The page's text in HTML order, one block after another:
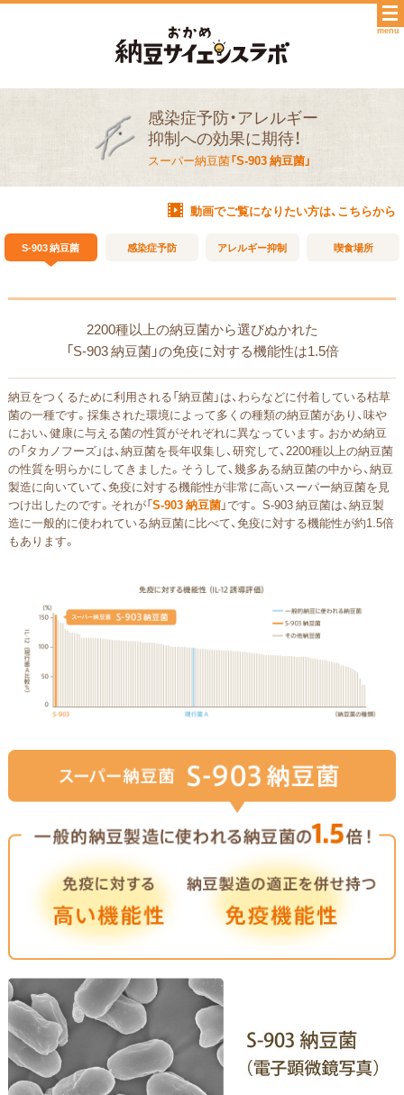
menu
感染症予防・アレルギー
抑制への効果に期待！
スーパー納豆菌「S-903 納豆菌」
動画でご覧になりたい方は、こちらから
S-903 納豆菌 感染症予防 アレルギー抑制 喫食場所
2200種以上の納豆菌から選びぬかれた
「S-903 納豆菌」の免疫に対する機能性は1.5倍
納豆をつくるために利用される「納豆菌」は、わらなどに付着している枯草
菌の一種です。採集された環境によって多くの種類の納豆菌があり、味や
におい、健康に与える菌の性質がそれぞれに異なっています。おかめ納豆
の「タカノフーズ」は、納豆菌を長年収集し、研究して、2200種以上の納豆菌
の性質を明らかにしてきました。そうして、幾多ある納豆菌の中から、納豆
製造に向いていて、免疫に対する機能性が非常に高いスーパー納豆菌を見
つけ出したのです。それが「S-903 納豆菌」です。 S-903 納豆菌は、納豆製
造に一般的に使われている納豆菌に比べて、免疫に対する機能性が約1.5倍
もあります。